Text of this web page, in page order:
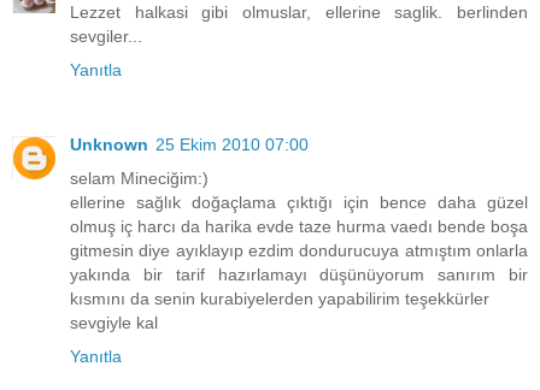
Lezzet halkasi gibi olmuslar, ellerine saglik. berlinden
sevgiler...
Yanıtla
Unknown 25 Ekim 2010 07:00
selam Mineciğim:)
ellerine sağlık doğaçlama çıktığı için bence daha güzel
olmuş iç harcı da harika evde taze hurma vaedı bende boşa
gitmesin diye ayıklayıp ezdim dondurucuya atmıştım onlarla
yakında bir tarif hazırlamayı düşünüyorum sanırım bir
kısmını da senin kurabiyelerden yapabilirim teşekkürler
sevgiyle kal
Yanıtla